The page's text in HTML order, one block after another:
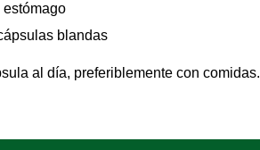
estómago
blandas
al día, preferiblemente con comidas.